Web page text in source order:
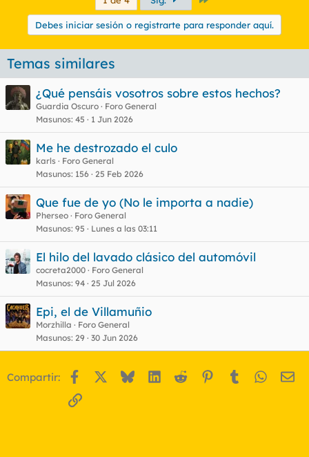
Debes iniciar sesión o registrarte para responder aquí.
Temas similares
¿Qué pensáis vosotros sobre estos hechos?
Guardia Oscuro
Foro General
Masunos 45 1 Jun 2026
Me he destrozado el culo
karls
Foro General
Masunos 156 25 Feb 2026
Que fue de yo (No le importa a nadie)
Pherseo
Foro General
Masunos 95 Lunes a las 03:11
El hilo del lavado clásico del automóvil
cocreta2000
Foro General
Masunos 94 25 Jul 2026
Epi, el de Villamuñio
Morzhilla
Foro General
Masunos 29 30 Jun 2026
Compartir: Facebook BlueskyLinkedIn
Reddit Pinterest
Tumblr
Enlace